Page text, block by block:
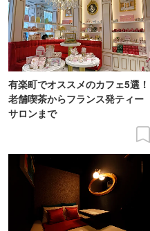
有楽町でオススメのカフェ5選！
老舗喫茶からフランス発ティー
サロンまで